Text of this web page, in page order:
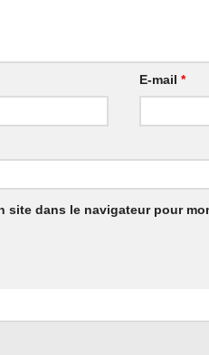
E-mail*
site dans le navigateur pour